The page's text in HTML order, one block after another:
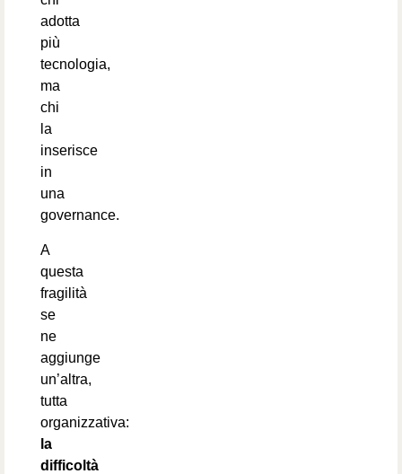
adotta
più
tecnologia,
ma
chi
la
inserisce
in
una
governance.
A
questa
fragilità
se
ne
aggiunge
un’altra,
tutta
organizzativa:
la
difficoltà